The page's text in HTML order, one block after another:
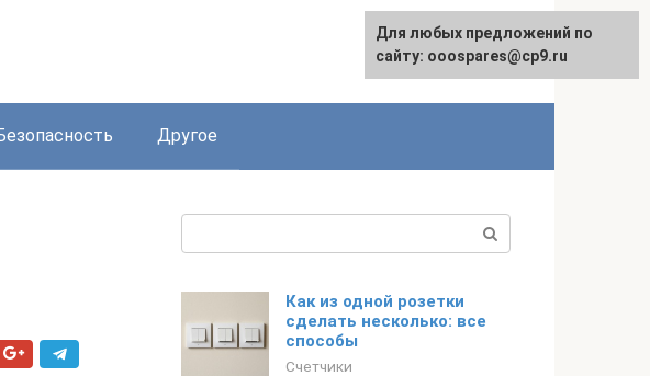
English
Другое
Как из одной розетки
сделать несколько: все
способы
Счетчики
Для любых предложений по
сайту: ooospares@cp9.ru